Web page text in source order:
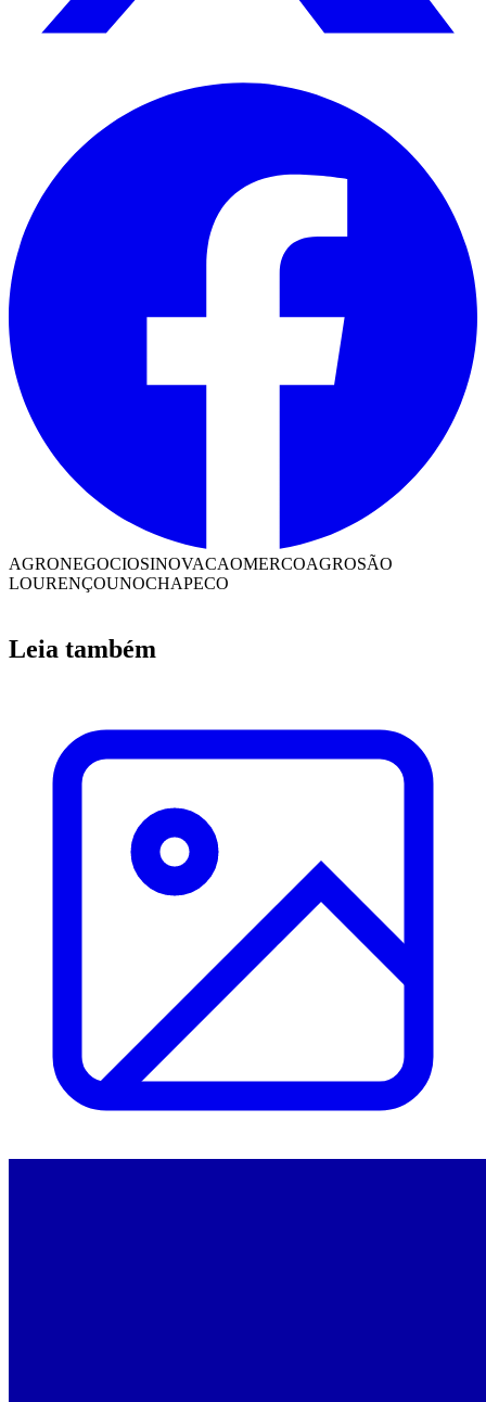
AGRONEGOCIOSINOVACAOMERCOAGROSÃO
LOURENÇOUNOCHAPECO
Leia também